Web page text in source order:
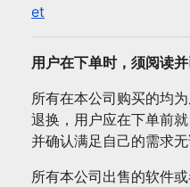
et
用户在下单时，须阅读
所有在本公司购买的均
退换，用户应在下单前
并确认满足自己的需求无
所有本公司出售的软件